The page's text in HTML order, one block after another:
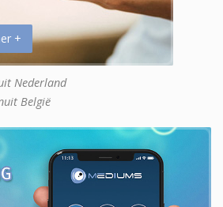
+
Nederland
België